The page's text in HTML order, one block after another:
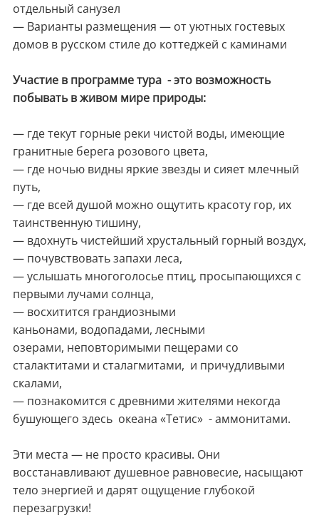
отдельный санузел
— Варианты размещения — от уютных гостевых
домов в русском стиле до коттеджей с каминами
Участие в программе тура - это возможность
побывать в живом мире природы:
— где текут горные реки чистой воды, имеющие
гранитные берега розового цвета,
— где ночью видны яркие звезды и сияет млечный
путь,
— где всей душой можно ощутить красоту гор, их
таинственную тишину,
— вдохнуть чистейший хрустальный горный воздух,
— почувствовать запахи леса,
— услышать многоголосье птиц, просыпающихся с
первыми лучами солнца,
— восхитится грандиозными
каньонами, водопадами, лесными
озерами, неповторимыми пещерами со
сталактитами и сталагмитами, и причудливыми
скалами,
— познакомится с древними жителями некогда
бушующего здесь океана «Тетис» - аммонитами.
Эти места — не просто красивы. Они
восстанавливают душевное равновесие, насыщают
тело энергией и дарят ощущение глубокой
перезагрузки!